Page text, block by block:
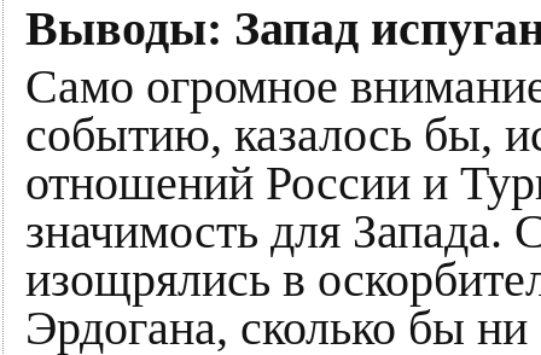
Выводы: Запад
Само огромное
событию, казалось бы,
отношений России и
значимость для Запада.
изощрялись в
Эрдогана, сколько бы